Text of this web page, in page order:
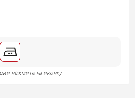
нажмите на иконку